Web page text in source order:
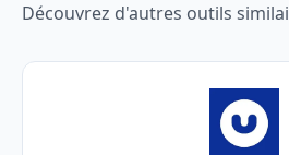
Découvrez d'autres outils